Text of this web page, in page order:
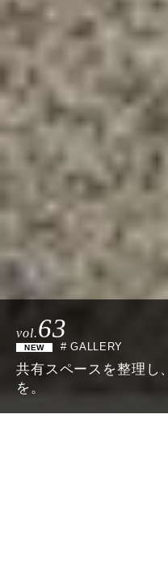
vol.63
# GALLERY
共有スペースを整理し
を。